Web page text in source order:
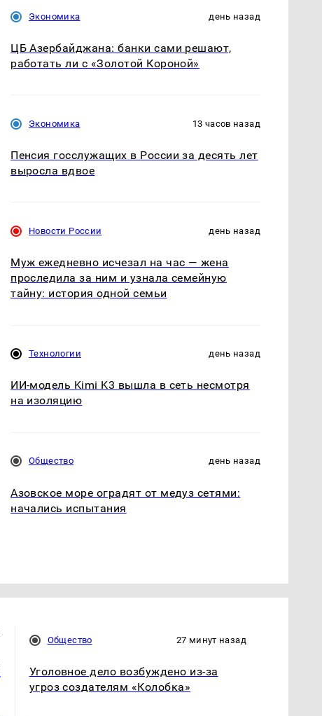
Экономика день назад
ЦБ Азербайджана: банки сами решают,
работать ли с «Золотой Короной»
Экономика 13 часов назад
Пенсия госслужащих в России за десять лет
выросла вдвое
Новости России день назад
Муж ежедневно исчезал на час — жена
проследила за ним и узнала семейную
тайну: история одной семьи
Технологии день назад
ИИ-модель Kimi K3 вышла в сеть несмотря
на изоляцию
Общество день назад
Азовское море оградят от медуз сетями:
начались испытания
Общество 27 минут назад
Уголовное дело возбуждено из-за
угроз создателям «Колобка»